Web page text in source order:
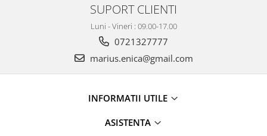
SUPORT CLIENTI
Luni - Vineri : 09.00-17.00
0721327777
marius.enica@gmail.com
INFORMATII UTILE
ASISTENTA